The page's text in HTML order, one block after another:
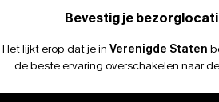
Bevestig je
Het lijkt erop dat je in Verenigde Staten
de beste ervaring overschakelen naar